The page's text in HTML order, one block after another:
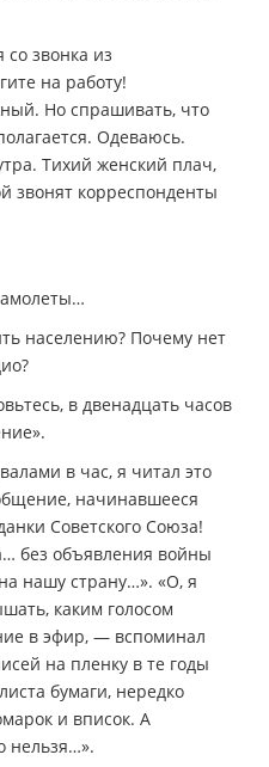
звонка из
на работу!
Но спрашивать, что
Одеваюсь.
Тихий женский плач,
звонят корреспонденты
населению? Почему нет
в двенадцать часов
в час, я читал это
начинавшееся
Советского Союза!
без объявления войны
нашу страну…». «О, я
каким голосом
в эфир, — вспоминал
на пленку в те годы
бумаги, нередко
и вписок. А
нельзя…».